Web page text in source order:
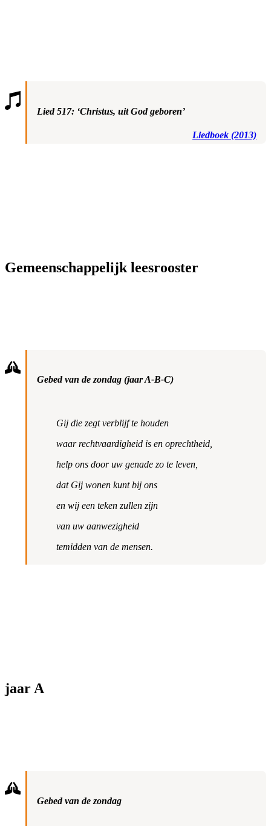
Lied 517: ‘Christus, uit God geboren’
Liedboek (2013)
Gemeenschappelijk leesrooster
Gebed van de zondag (jaar A-B-C)
Gij die zegt verblijf te houden
waar rechtvaardigheid is en oprechtheid,
help ons door uw genade zo te leven,
dat Gij wonen kunt bij ons
en wij een teken zullen zijn
van uw aanwezigheid
temidden van de mensen.
jaar A
Gebed van de zondag